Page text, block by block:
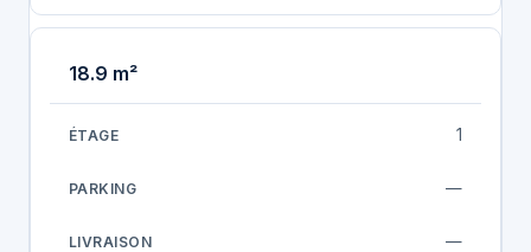
18.9 m²
1
—
—